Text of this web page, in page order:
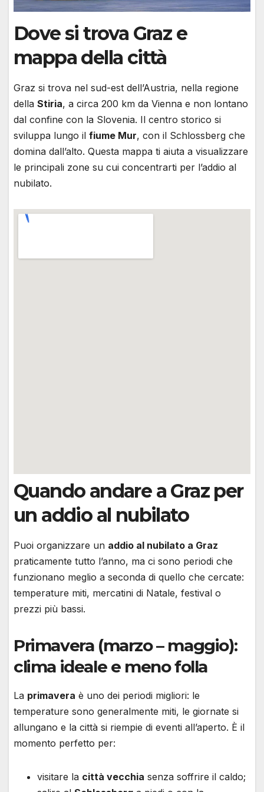
Dove si trova Graz e
mappa della città
Graz si trova nel sud-est dell’Austria, nella regione
della Stiria, a circa 200 km da Vienna e non lontano
dal confine con la Slovenia. Il centro storico si
sviluppa lungo il fiume Mur, con il Schlossberg che
domina dall’alto. Questa mappa ti aiuta a visualizzare
le principali zone su cui concentrarti per l’addio al
nubilato.
Quando andare a Graz per
un addio al nubilato
Puoi organizzare un addio al nubilato a Graz
praticamente tutto l’anno, ma ci sono periodi che
funzionano meglio a seconda di quello che cercate:
temperature miti, mercatini di Natale, festival o
prezzi più bassi.
Primavera (marzo – maggio):
clima ideale e meno folla
La primavera è uno dei periodi migliori: le
temperature sono generalmente miti, le giornate si
allungano e la città si riempie di eventi all’aperto. È il
momento perfetto per:
visitare la città vecchia senza soffrire il caldo;